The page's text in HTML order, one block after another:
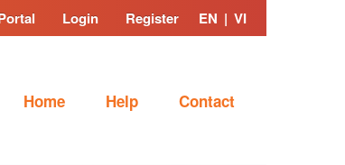
Login Register EN | VI
Home Help Contact